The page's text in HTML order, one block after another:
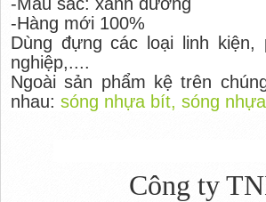
-Hàng mới 100%
Dùng đựng các loại linh
nghiệp,....
Ngoài sản phẩm kệ trên
nhau: sóng nhựa bít, sóng
Công ty